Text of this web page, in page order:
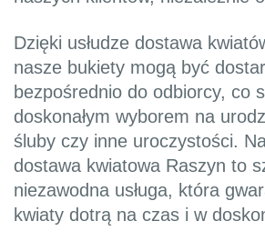
Dzięki usłudze dostawa
nasze bukiety mogą być
bezpośrednio do odbiorcy, co
doskonałym wyborem na
śluby czy inne uroczystości.
dostawa kwiatowa Raszyn to
niezawodna usługa, która
kwiaty dotrą na czas i w